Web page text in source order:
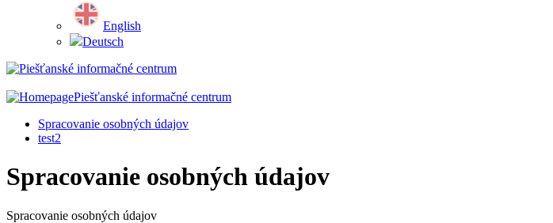
English
Deutsch
Piešťanské informačné centrum
Spracovanie osobných údajov
test2
Spracovanie osobných údajov
Spracovanie osobných údajov